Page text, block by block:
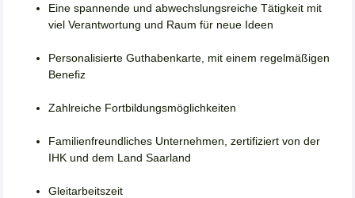
Eine spannende und abwechslungsreiche Tätigkeit mit
viel Verantwortung und Raum für neue Ideen
Personalisierte Guthabenkarte, mit einem regelmäßigen
Benefiz
Zahlreiche Fortbildungsmöglichkeiten
Familienfreundliches Unternehmen, zertifiziert von der
IHK und dem Land Saarland
Gleitarbeitszeit